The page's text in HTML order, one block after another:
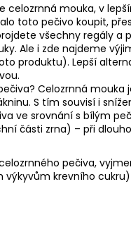
celozrnná mouka, v
toto pečivo koupit,
všechny regály a
Ale i zde najdeme
produktu). Lepší
Celozrnná
S tím souvisí i
ve srovnání s bílým
části zrna) – při
pečiva,
krevního